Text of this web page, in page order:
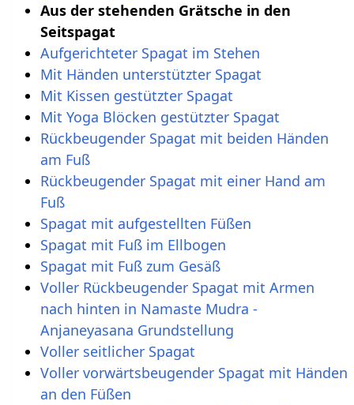
Aus der stehenden Grätsche in den
Seitspagat
Aufgerichteter Spagat im Stehen
Mit Händen unterstützter Spagat
Mit Kissen gestützter Spagat
Mit Yoga Blöcken gestützter Spagat
Rückbeugender Spagat mit beiden Händen
am Fuß
Rückbeugender Spagat mit einer Hand am
Fuß
Spagat mit aufgestellten Füßen
Spagat mit Fuß im Ellbogen
Spagat mit Fuß zum Gesäß
Voller Rückbeugender Spagat mit Armen
nach hinten in Namaste Mudra -
Anjaneyasana Grundstellung
Voller seitlicher Spagat
Voller vorwärtsbeugender Spagat mit Händen
an den Füßen